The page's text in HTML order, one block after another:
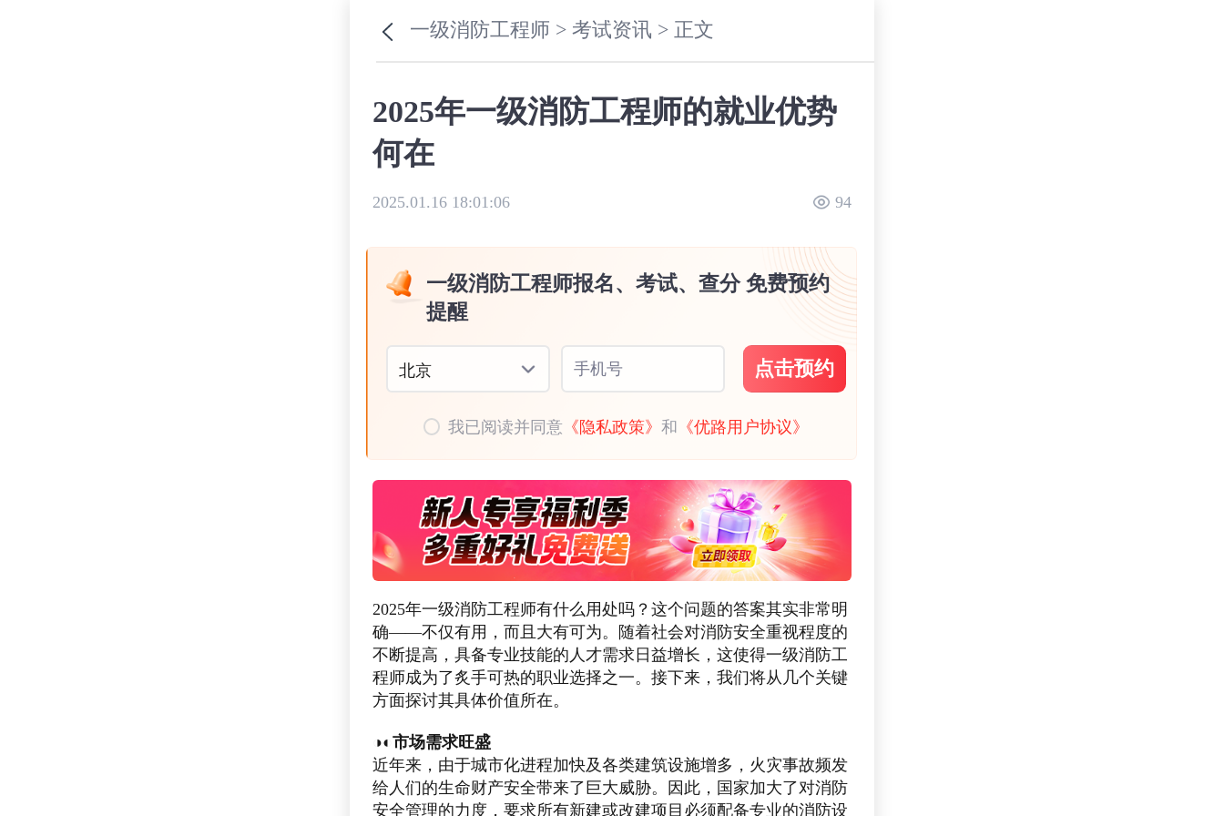
一级消防工程师 >考试资讯 > 正文
2025年一级消防工程师的就业优势
何在
2025.01.16 18:01:06 94
一级消防工程师报名、考试、查分 免费预约
提醒
北京 手机号 点击预约
我已阅读并同意 《隐私政策》和 《优路用户协议》
2025年一级消防工程师有什么用处吗？这个问题的答案其实非常明
确——不仅有用，而且大有可为。随着社会对消防安全重视程度的
不断提高，具备专业技能的人才需求日益增长，这使得一级消防工
程师成为了炙手可热的职业选择之一。接下来，我们将从几个关键
方面探讨其具体价值所在。
◑◐市场需求旺盛
近年来，由于城市化进程加快及各类建筑设施增多，火灾事故频发
给人们的生命财产安全带来了巨大威胁。因此，国家加大了对消防
安全管理的力度，要求所有新建或改建项目必须配备专业的消防设